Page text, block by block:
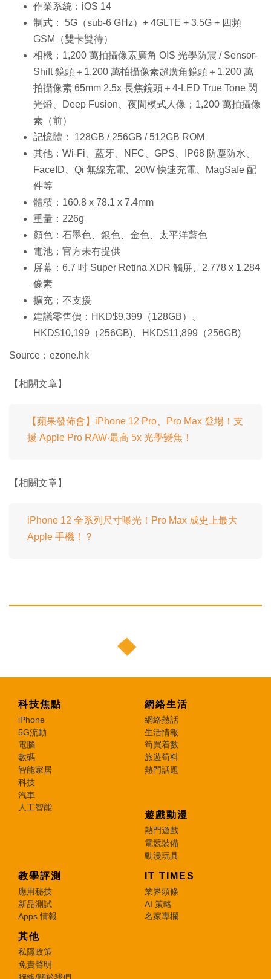
作業系統：iOS 14
制式： 5G（sub-6 GHz）+ 4GLTE + 3.5G + 四頻
GSM（雙卡雙待）
相機：1,200 萬拍攝像素廣角 OIS 光學防震 / Sensor-
Shift 鏡頭＋1,200 萬拍攝像素超廣角鏡頭＋1,200 萬
拍攝像素 65mm 2.5x 長焦鏡頭＋4-LED True Tone 閃
光燈、Deep Fusion、夜間模式人像；1,200 萬拍攝像
素（前）
記憶體： 128GB / 256GB / 512GB ROM
其他：Wi-Fi、藍牙、NFC、GPS、IP68 防塵防水、
FaceID、Qi 無線充電、20W 快速充電、MagSafe 配
件等
體積：160.8 x 78.1 x 7.4mm
重量：226g
顏色：石墨色、銀色、金色、太平洋藍色
電池：官方未有提供
屏幕：6.7 吋 Super Retina XDR 觸屏、2,778 x 1,284
像素
擴充：不支援
建議零售價：HKD$9,399（128GB）、
HKD$10,199（256GB)、HKD$11,899（256GB)
Source：ezone.hk
【相關文章】
【蘋果發佈會】iPhone 12 Pro、Pro Max 登場！支
援 Apple Pro RAW‧最高 5x 光學變焦！
【相關文章】
iPhone 12 全系列尺寸曝光！Pro Max 成史上最大
Apple 手機！？
科技焦點
iPhone
5G流動
電腦
數碼
智能家居
科技
汽車
人工智能
網絡生活
網絡熱話
生活情報
筍買着數
旅遊筍料
熱門話題
遊戲動漫
熱門遊戲
電競裝備
動漫玩具
教學評測
應用秘技
新品測試
Apps 情報
IT TIMES
業界頭條
AI 策略
名家專欄
其他
私隱政策
免責聲明